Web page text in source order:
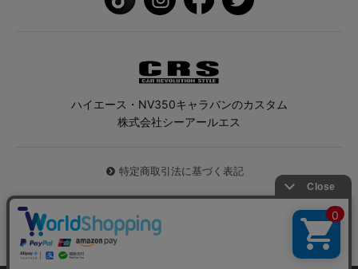
ハイエース・NV350キャラバンのカスタム
株式会社シーアールエス
特定商取引法に基づく表記
© 2026 ハイエース専門店CRS All Rights Reserved.